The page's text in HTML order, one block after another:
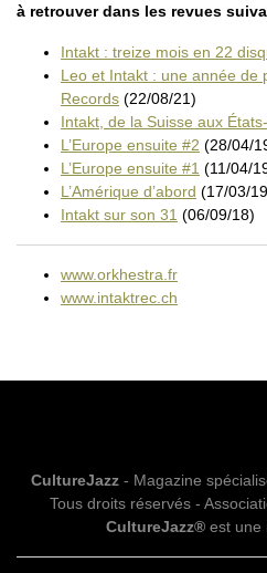
à retrouver dans les revues
Intakt : treize mois en 22
Leo et Intakt : une année de
Records (22/08/21)
Intakt, de la Suisse aux
L’Europe ensuite #2 (28/04/
L’Europe ensuite #1 (11/04/
L’Amérique d’abord (17/03/
Intakt sur son 31 (06/09/18)
www.orkhestra.fr
www.intaktrec.ch
CultureJazz- Magazine
Tous droits réservés -
CultureJazz®est une